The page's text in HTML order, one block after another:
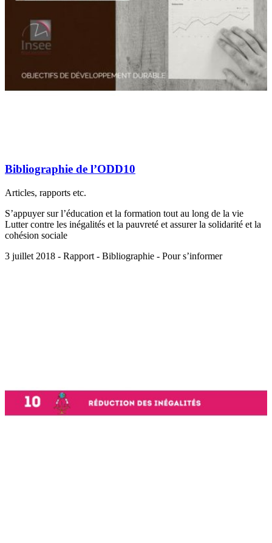
Bibliographie de l’ODD10
Articles, rapports etc.
S’appuyer sur l’éducation et la formation tout au long de la vie
Lutter contre les inégalités et la pauvreté et assurer la solidarité et la
cohésion sociale
3 juillet 2018 - Rapport - Bibliographie - Pour s’informer